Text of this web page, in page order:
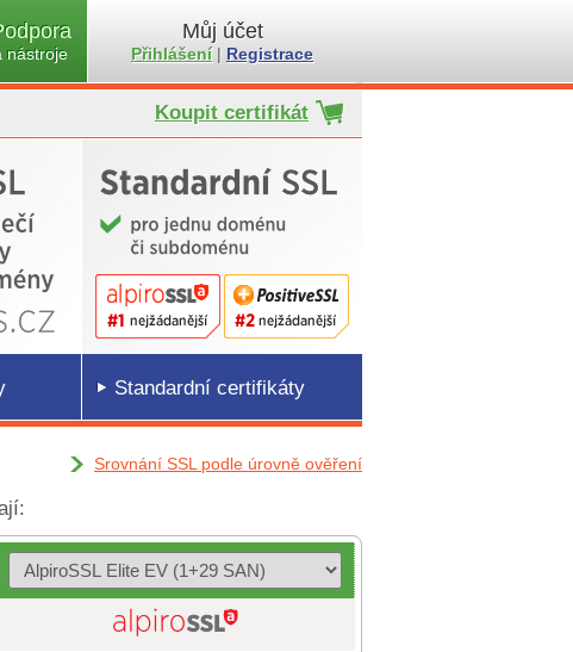
nástroje
Můj účet
Přihlášení| Registrace
Koupit certifikát
Standardní certifikáty
Srovnání SSL podle úrovně ověření